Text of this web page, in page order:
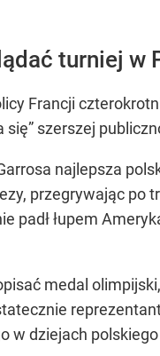
turniej w
Francji
się” szerszej
najlepsza
przegrywając
padł łupem
medal
w dziejach